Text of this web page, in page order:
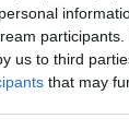
us to third
that may
έκανε στάση
Βάσως στο